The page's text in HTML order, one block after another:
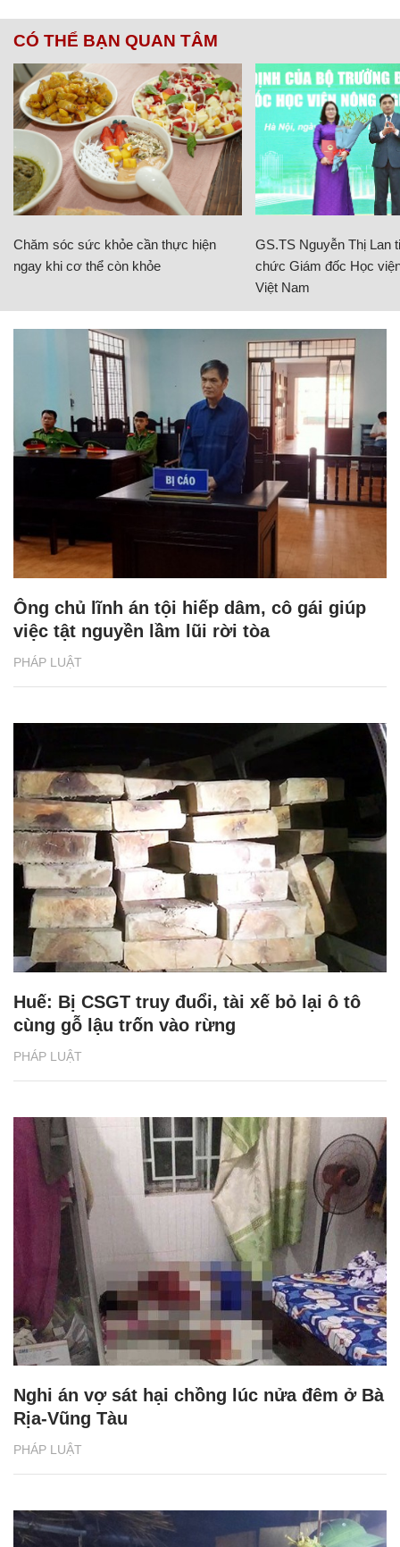
CÓ THỂ BẠN QUAN TÂM
Chăm sóc sức khỏe cần thực hiện
ngay khi cơ thể còn khỏe
GS.TS Nguyễn Thị Lan
chức Giám đốc Học
Việt Nam
PHÁP LUẬT
Ông chủ lĩnh án tội hiếp dâm, cô gái giúp
việc tật nguyền lầm lũi rời tòa
PHÁP LUẬT
Huế: Bị CSGT truy đuổi, tài xế bỏ lại ô tô
cùng gỗ lậu trốn vào rừng
PHÁP LUẬT
Nghi án vợ sát hại chồng lúc nửa đêm ở Bà
Rịa-Vũng Tàu